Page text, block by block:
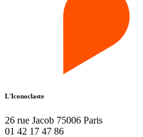
L'Iconoclaste
26 rue Jacob 75006 Paris
01 42 17 47 86